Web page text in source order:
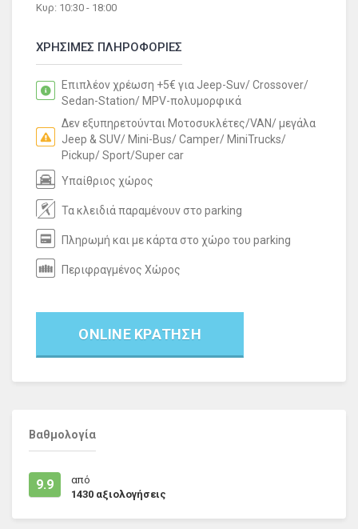
Κυρ: 10:30 - 18:00
ΧΡΗΣΙΜΕΣ ΠΛΗΡΟΦΟΡΙΕΣ
Επιπλέον χρέωση +5€ για Jeep-Suv/ Crossover/
Sedan-Station/ MPV-πολυμορφικά
Δεν εξυπηρετούνται Μοτοσυκλέτες/VAN/ μεγάλα
Jeep & SUV/ Mini-Bus/ Camper/ MiniTrucks/
Pickup/ Sport/Super car
Υπαίθριος χώρος
Τα κλειδιά παραμένουν στο parking
Πληρωμή και με κάρτα στο χώρο του parking
Περιφραγμένος Χώρος
ONLINE ΚΡΑΤΗΣΗ
Βαθμολογία
9.9
από
1430 αξιολογήσεις